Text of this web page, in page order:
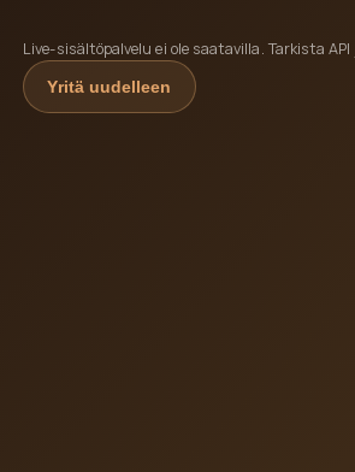
Live-sisältöpalvelu ei ole saatavilla. Tarkista
Yritä uudelleen